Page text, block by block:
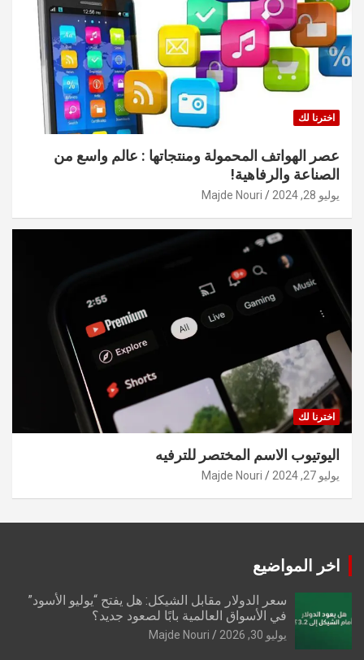
اخترنا لك
عصر الهواتف المحمولة ومنتجاتها : عالم واسع من
الصناعة والرفاهية!
يوليو 28, 2024 Majde Nouri
اخترنا لك
اليوتيوب الاسم المختصر للترفيه
يوليو 27, 2024 Majde Nouri
اخر المواضيع
سعر الدولار مقابل الشيكل: هل يفتح “يوليو الأسود”
في الأسواق العالمية بابًا لصعود جديد؟
يوليو 30, 2026 Majde Nouri